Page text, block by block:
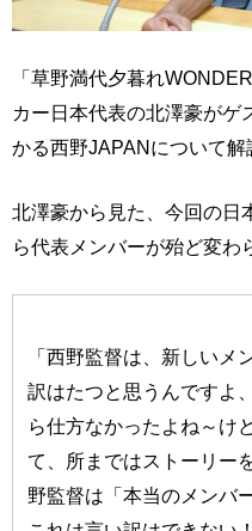
「草野満代夕暮れ
カー日本代表の北澤豪がゲ
かる西野JAPANについて解
北澤豪から見た、今回の日
ら代表メンバーが殆ど変わ
「西野監督は、新しいメ
訳はたつと思うんですよ
ら仕方なかったよね～け
て、所まではストーリー
野監督は「本当のメンバ